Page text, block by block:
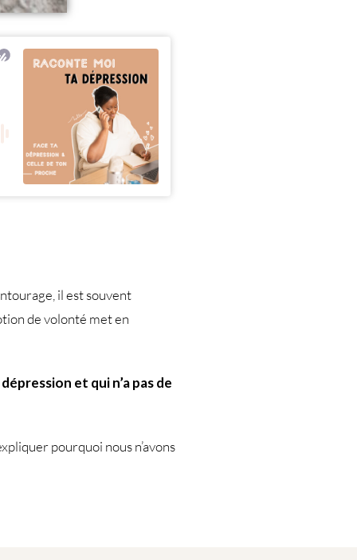
il est souvent
de volonté met en
et qui n’a pas de
pourquoi nous n’avons